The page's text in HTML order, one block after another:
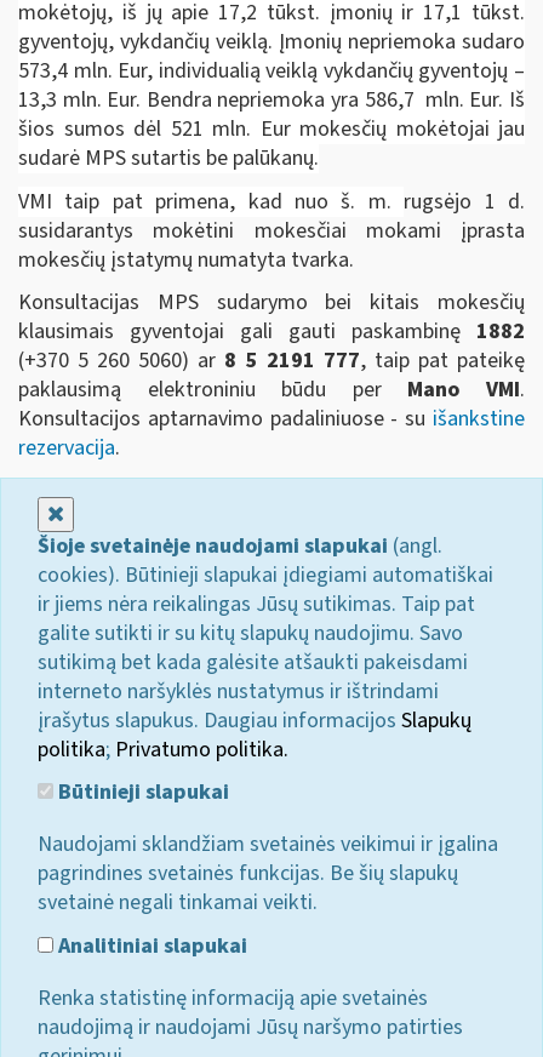
mokėtojų, iš jų apie 17,2 tūkst. įmonių ir 17,1 tūkst.
gyventojų, vykdančių veiklą. Įmonių nepriemoka sudaro
573,4 mln. Eur, individualią veiklą vykdančių gyventojų –
13,3 mln. Eur. Bendra nepriemoka yra 586,7 mln. Eur. Iš
šios sumos dėl 521 mln. Eur mokesčių mokėtojai jau
sudarė MPS sutartis be palūkanų.
VMI taip pat primena, kad nuo š. m. rugsėjo 1 d.
susidarantys mokėtini mokesčiai mokami įprasta
mokesčių įstatymų numatyta tvarka.
Konsultacijas MPS sudarymo bei kitais mokesčių
klausimais gyventojai gali gauti paskambinę 1882
(+370 5 260 5060) ar 8 5 2191 777, taip pat pateikę
paklausimą elektroniniu būdu per Mano VMI.
Konsultacijos aptarnavimo padaliniuose - su išankstine
rezervacija.
Šioje svetainėje naudojami slapukai (angl.
cookies). Būtinieji slapukai įdiegiami automatiškai
ir jiems nėra reikalingas Jūsų sutikimas. Taip pat
galite sutikti ir su kitų slapukų naudojimu. Savo
sutikimą bet kada galėsite atšaukti pakeisdami
interneto naršyklės nustatymus ir ištrindami
įrašytus slapukus. Daugiau informacijos Slapukų
politika; Privatumo politika.
Būtinieji slapukai
Naudojami sklandžiam svetainės veikimui ir įgalina
pagrindines svetainės funkcijas. Be šių slapukų
svetainė negali tinkamai veikti.
Analitiniai slapukai
Renka statistinę informaciją apie svetainės
naudojimą ir naudojami Jūsų naršymo patirties